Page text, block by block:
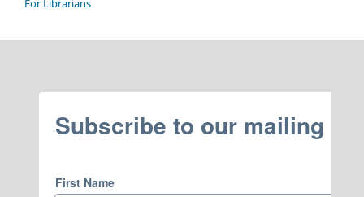
For Librarians